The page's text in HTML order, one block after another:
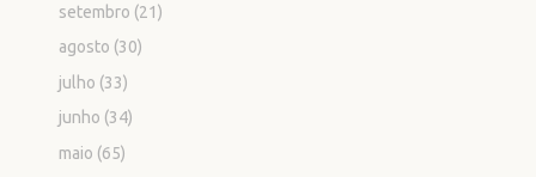
setembro (21)
agosto (30)
julho (33)
junho (34)
maio (65)